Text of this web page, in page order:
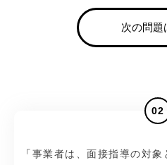
次の問題
02
「 事業者は、面接指導の対